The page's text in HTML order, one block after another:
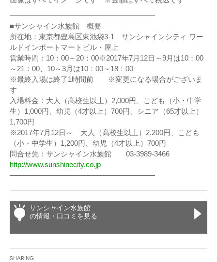
————————————————————
■サンシャイン水族館 概要
所在地：東京都豊島区東池袋3-1 サンシャインシティ ワー
ルドインポートマートビル・屋上
営業時間：10：00～20：00※2017年7月12日～9月は10：00
～21：00、10～3月は10：00～18：00
※最終入場は終了1時間前 ※変更になる場合がございま
す
入場料金：大人（高校生以上）2,000円、こども（小・中学
生）1,000円、幼児（4才以上）700円、シニア（65才以上）
1,700円
※2017年7月12日～ 大人（高校生以上）2,200円、こども
（小・中学生）1,200円、幼児（4才以上）700円
問合せ先：サンシャイン水族館 03-3989-3466
http://www.sunshinecity.co.jp
————————————————————
サンシャイン水族館
の情報・口コミを見る
Sharing